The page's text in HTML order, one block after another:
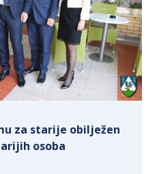
za starije obilježen
osoba